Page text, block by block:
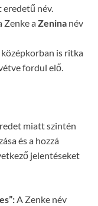
eredetű név.
Zenke aZenina név
is ritka
fordul elő.
miatt szintén
és a hozzá
jelentéseket
A Zenke név